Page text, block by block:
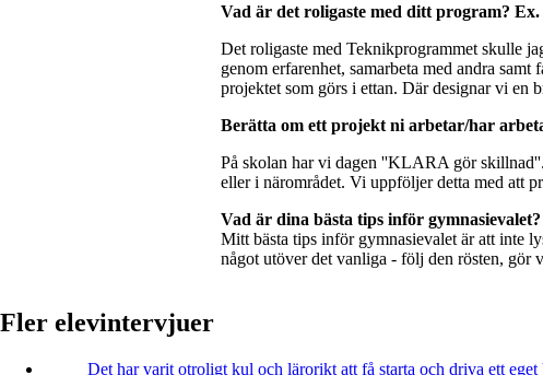
Vad är det roligaste med ditt program?
Det roligaste med Teknikprogrammet skulle
genom erfarenhet, samarbeta med andra
projektet som görs i ettan. Där designar vi en
Berätta om ett projekt ni arbetar/har
På skolan har vi dagen ''KLARA gör
eller i närområdet. Vi uppföljer detta med att
Vad är dina bästa tips inför gymnasievalet?
Mitt bästa tips inför gymnasievalet är att inte
något utöver det vanliga - följ den rösten, gör
Fler elevintervjuer
Det har varit otroligt kul och lärorikt att få starta och driva ett eget